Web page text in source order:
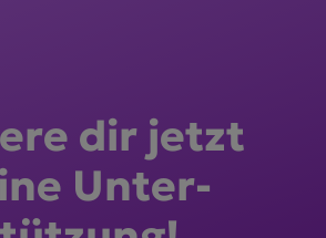
dir jetzt
Unter­